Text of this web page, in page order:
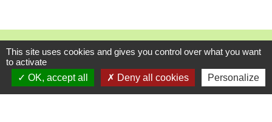
Contacts
Commune de Danne-et-Quatre-Vents
2 Rue de l'Église
This site uses cookies and gives you control over what you want
to activate
OK, accept all
Deny all cookies Personalize